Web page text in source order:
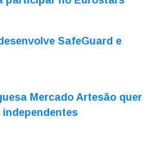
SafeGuard e
Mercado Artesão quer